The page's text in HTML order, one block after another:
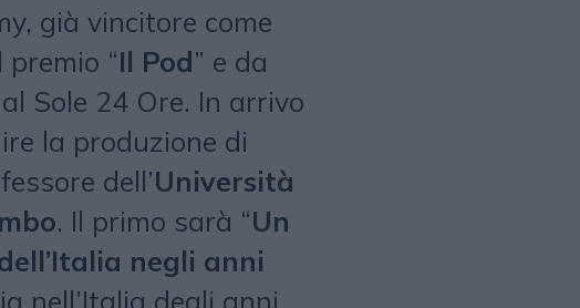
già vincitore come
premio “Il Pod” e da
Sole 24 Ore. In arrivo
la produzione di
dell’Università
. Il primo sarà “Un
negli anni
nell’Italia degli anni